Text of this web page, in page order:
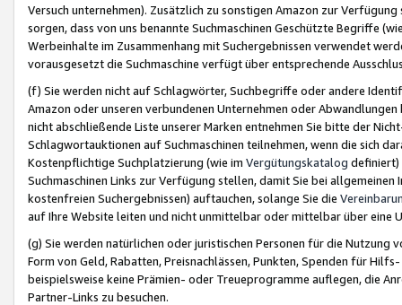
Versuch unternehmen). Zusätzlich zu sonstigen Amazon zur
sorgen, dass von uns benannte Suchmaschinen Geschützte Begriffe
Werbeinhalte im Zusammenhang mit Suchergebnissen verwendet
vorausgesetzt die Suchmaschine verfügt über entsprechende
(f) Sie werden nicht auf Schlagwörter, Suchbegriffe oder andere
Amazon oder unseren verbundenen Unternehmen oder
nicht abschließende Liste unserer Marken entnehmen Sie bitte der
Schlagwortauktionen auf Suchmaschinen teilnehmen, wenn die sich
Kostenpflichtige Suchplatzierung (wie im Vergütungskatalog definiert)
Suchmaschinen Links zur Verfügung stellen, damit Sie bei
kostenfreien Suchergebnissen) auftauchen, solange Sie die
auf Ihre Website leiten und nicht unmittelbar oder mittelbar über eine
(g) Sie werden natürlichen oder juristischen Personen für die Nutzung
Form von Geld, Rabatten, Preisnachlässen, Punkten, Spenden für
beispielsweise keine Prämien- oder Treueprogramme auflegen, die
Partner-Links zu besuchen.